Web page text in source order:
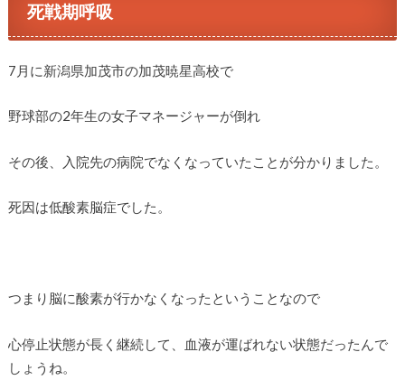
死戦期呼吸
7月に新潟県加茂市の加茂暁星高校で
野球部の2年生の女子マネージャーが倒れ
その後、入院先の病院でなくなっていたことが分かりました。
死因は低酸素脳症でした。
つまり脳に酸素が行かなくなったということなので
心停止状態が長く継続して、血液が運ばれない状態だったんで
しょうね。